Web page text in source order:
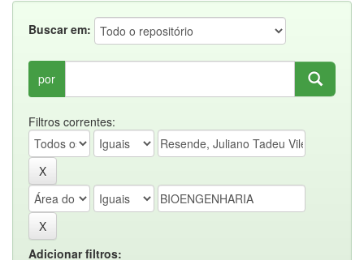
Buscar em:
por
Filtros correntes:
Adicionar filtros: